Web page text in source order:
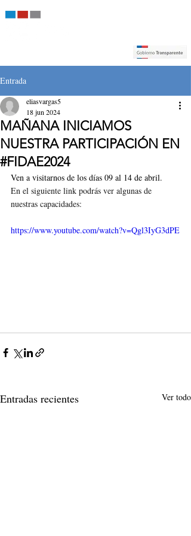
Entrada
MAÑANA INICIAMOS
NUESTRA PARTICIPACIÓN EN
#FIDAE2024
eliasvargas5
18 jun 2024
Ven a visitarnos de los días 09 al 14 de abril.
En el siguiente link podrás ver algunas de
nuestras capacidades:
https://www.youtube.com/watch?v=Qgl3IyG3dPE
Entradas recientes Ver todo